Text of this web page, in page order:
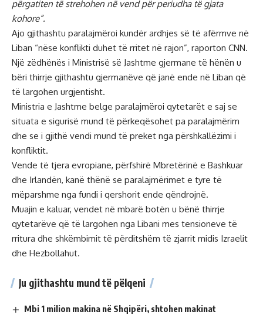
përgatiten të strehohen në vend për periudha të gjata
kohore”.
Ajo gjithashtu paralajmëroi kundër ardhjes së të afërmve në
Liban “nëse konflikti duhet të rritet në rajon”, raporton CNN.
Një zëdhënës i Ministrisë së Jashtme gjermane të hënën u
bëri thirrje gjithashtu gjermanëve që janë ende në Liban që
të largohen urgjentisht.
Ministria e Jashtme belge paralajmëroi qytetarët e saj se
situata e sigurisë mund të përkeqësohet pa paralajmërim
dhe se i gjithë vendi mund të preket nga përshkallëzimi i
konfliktit.
Vende të tjera evropiane, përfshirë Mbretërinë e Bashkuar
dhe Irlandën, kanë thënë se paralajmërimet e tyre të
mëparshme nga fundi i qershorit ende qëndrojnë.
Muajin e kaluar, vendet në mbarë botën u bënë thirrje
qytetarëve që të largohen nga Libani mes tensioneve të
rritura dhe shkëmbimit të përditshëm të zjarrit midis Izraelit
dhe Hezbollahut.
Ju gjithashtu mund të pëlqeni
Mbi 1 milion makina në Shqipëri, shtohen makinat